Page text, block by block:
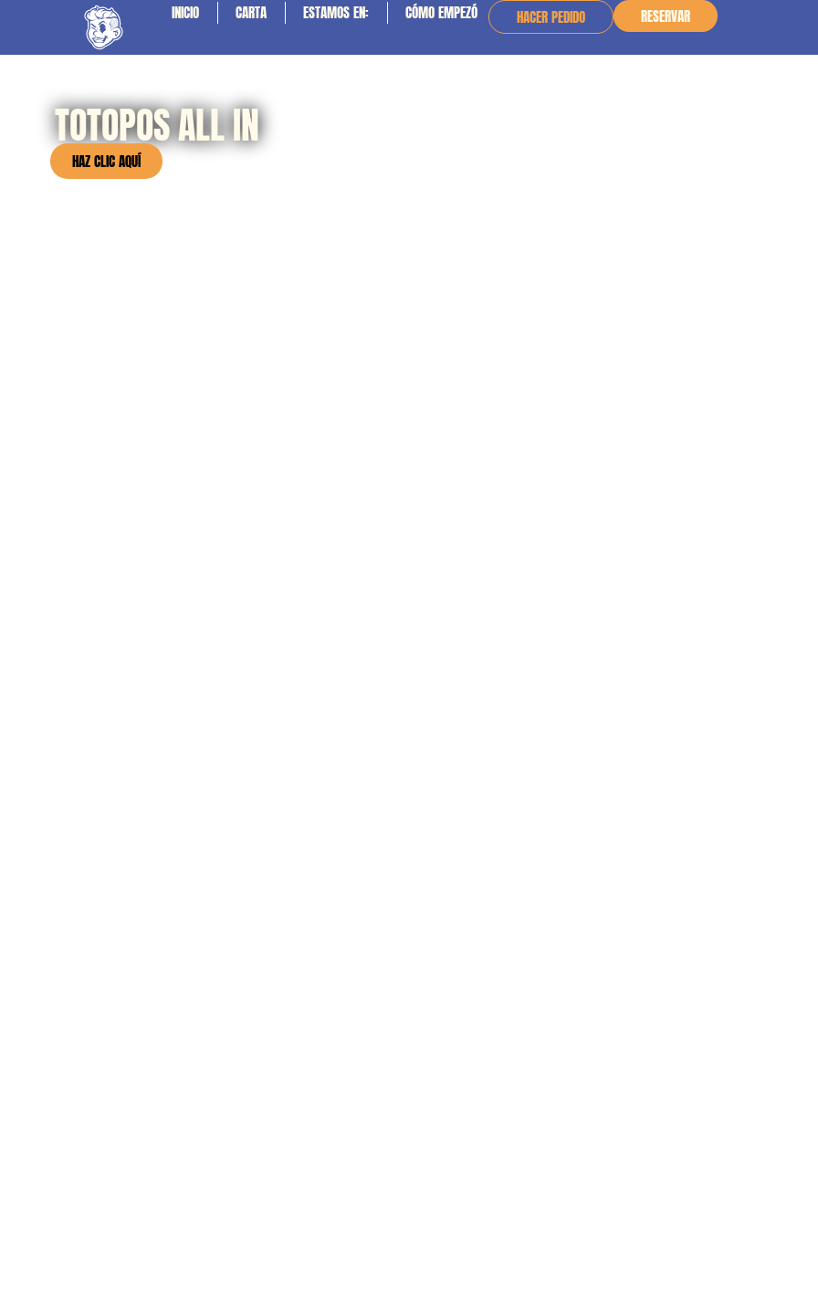
INICIO CARTA ESTAMOS EN: CÓMO EMPEZÓ HACER PEDIDO RESERVAR
TOTOPOS ALL IN
HAZ CLIC AQUÍ